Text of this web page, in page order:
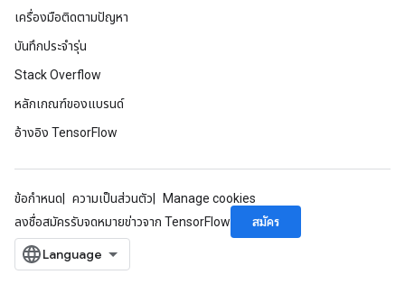
เครื่องมือติดตามปัญหา
บันทึกประจำรุ่น
Stack Overflow
หลักเกณฑ์ของแบรนด์
อ้างอิง TensorFlow
ข้อกำหนด ความเป็นส่วนตัว
Manage cookies
ลงชื่อสมัครรับจดหมายข่าวจาก TensorFlow
สมัคร